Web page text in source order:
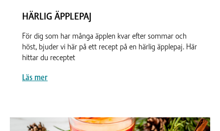
HÄRLIG ÄPPLEPAJ
För dig som har många äpplen kvar efter sommar och
höst, bjuder vi här på ett recept på en härlig äpplepaj. Här
hittar du receptet
Läs mer